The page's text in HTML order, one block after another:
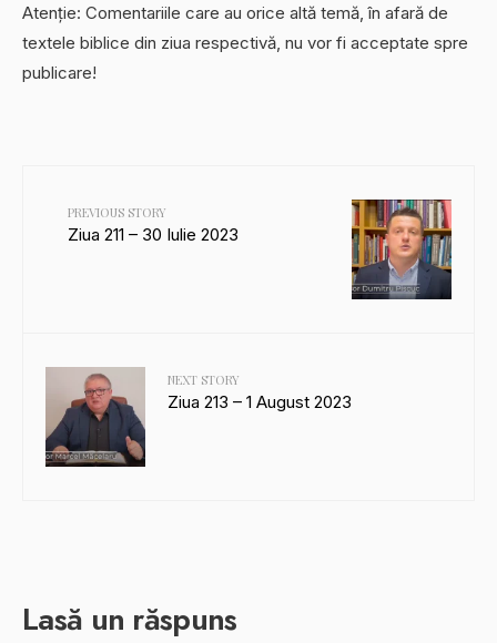
Atenție: Comentariile care au orice altă temă, în afară de
textele biblice din ziua respectivă, nu vor fi acceptate spre
publicare!
PREVIOUS STORY
Ziua 211 – 30 Iulie 2023
NEXT STORY
Ziua 213 – 1 August 2023
Lasă un răspuns